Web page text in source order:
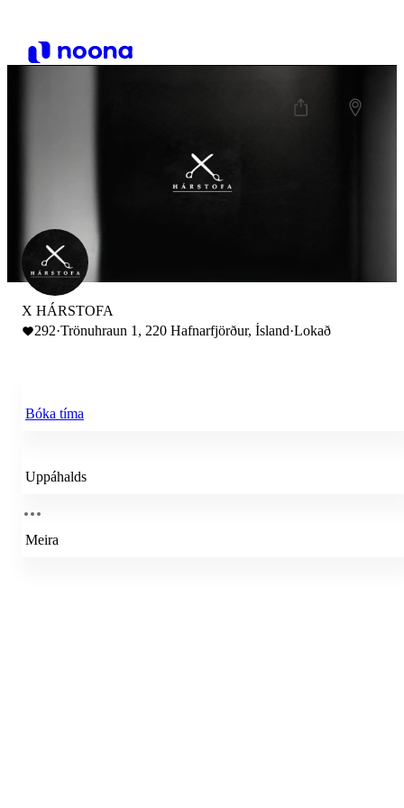
X HÁRSTOFA
292·Trönuhraun 1, 220 Hafnarfjörður, Ísland·Lokað
Bóka tíma
Uppáhalds
Meira